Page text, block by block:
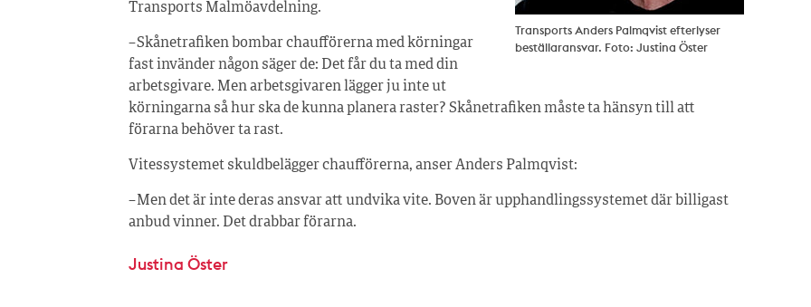
Transports Anders Palmqvist efterlyser
beställaransvar. Foto: Justina Öster
Transports Malmöavdelning.
– Skånetrafiken bombar chaufförerna med körningar
fast invänder någon säger de: Det får du ta med din
arbetsgivare. Men arbetsgivaren lägger ju inte ut
körningarna så hur ska de kunna planera raster? Skånetrafiken måste ta hänsyn till att
förarna behöver ta rast.
Vitessystemet skuldbelägger chaufförerna, anser Anders Palmqvist:
– Men det är inte deras ansvar att undvika vite. Boven är upphandlingssystemet där billigast
anbud vinner. Det drabbar förarna.
Justina Öster